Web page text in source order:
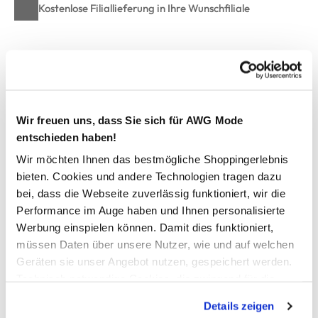
Wir freuen uns, dass Sie sich für AWG Mode
entschieden haben!
Wir möchten Ihnen das bestmögliche Shoppingerlebnis
bieten. Cookies und andere Technologien tragen dazu
bei, dass die Webseite zuverlässig funktioniert, wir die
Performance im Auge haben und Ihnen personalisierte
Werbung einspielen können. Damit dies funktioniert,
müssen Daten über unsere Nutzer, wie und auf welchen
Geräten sie unser Angebot nutzen, gespeichert werden.
werden, werden bei der Nutzung der Webseite auf jeden
Details zeigen
Kostenlose Filiallieferung in Ihre Wunschfiliale
Herren Fleecejacke
hübsche Fleecejacke von Grinario Sports
durchgehender Reißverschluss geht in Stehkragen über
Paspelumrandung als Abschluss
zwei Reißverschlusstaschen
Gummipatch auf einem Ärmel
kleine Schriftstickerei auf einer Brust
melierte Weboptik allover